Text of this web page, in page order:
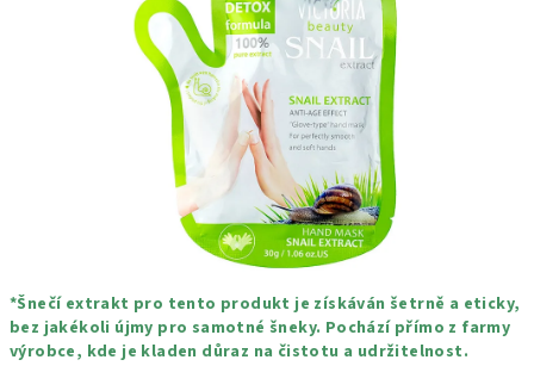
*Šnečí extrakt pro tento produkt je získáván šetrně a eticky,
bez jakékoli újmy pro samotné šneky. Pochází přímo z farmy
výrobce, kde je kladen důraz na čistotu a udržitelnost.
hvězdiček.